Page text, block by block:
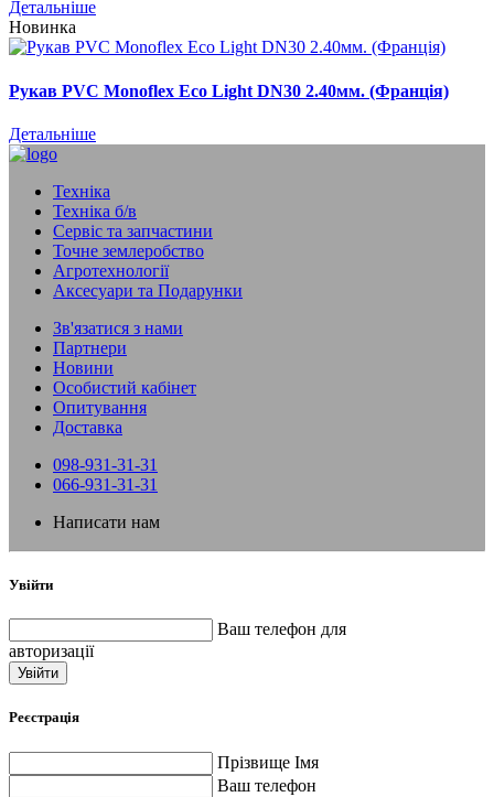
Детальніше
Новинка
Рукав PVC Monoflex Eco Light DN30 2.40мм. (Франція)
Детальніше
Техніка
Техніка б/в
Сервіс та запчастини
Точне землеробство
Агротехнології
Аксесуари та Подарунки
Зв'язатися з нами
Партнери
Новини
Особистий кабінет
Опитування
Доставка
098-931-31-31
066-931-31-31
Написати нам
Увійти
Ваш телефон для
авторизації
Увійти
Реєстрація
Прізвище Імя
Ваш телефон